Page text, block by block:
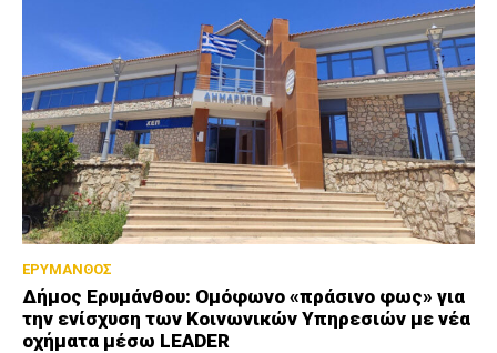
ΕΡΥΜΑΝΘΟΣ
Δήμος Ερυμάνθου: Ομόφωνο «πράσινο φως» για
την ενίσχυση των Κοινωνικών Υπηρεσιών με νέα
οχήματα μέσω LEADER